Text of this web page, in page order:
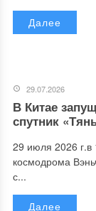
Далее
29.07.2026
В Китае
спутник
29 июля 2026
космодрома
с...
Далее